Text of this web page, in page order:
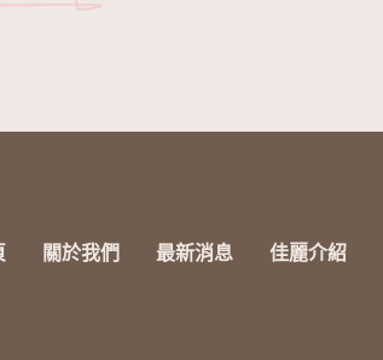
關於我們 最新消息 佳麗介紹